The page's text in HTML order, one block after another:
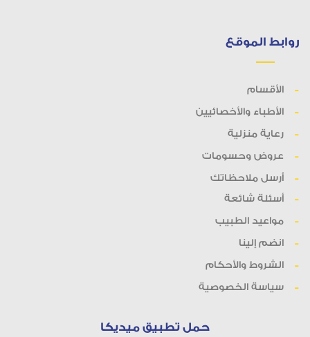
روابط الموقع
الأقسام
الأطباء والأخصائيين
رعاية منزلية
عروض وحسومات
أرسل ملاحظاتك
أسئلة شائعة
مواعيد الطبيب
انضم إلينا
الشروط والأحكام
سياسة الخصوصية
حمل تطبيق ميديكا